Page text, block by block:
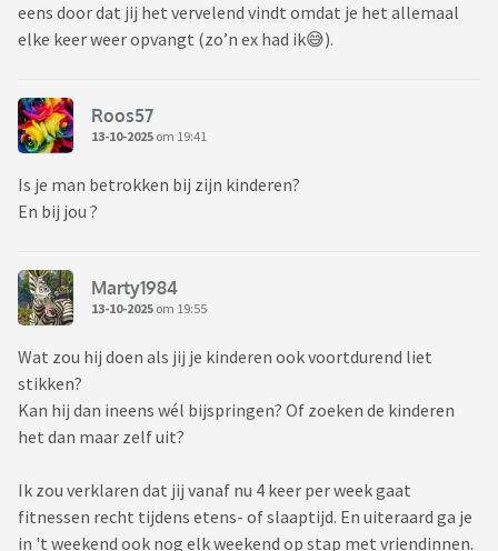
eens door dat jij het vervelend vindt omdat je het allemaal
elke keer weer opvangt (zo’n ex had ik😅).
Roos57
13-10-2025 om 19:41
Is je man betrokken bij zijn kinderen?
En bij jou ?
Marty1984
13-10-2025 om 19:55
Wat zou hij doen als jij je kinderen ook voortdurend liet
stikken?
Kan hij dan ineens wél bijspringen? Of zoeken de kinderen
het dan maar zelf uit?
Ik zou verklaren dat jij vanaf nu 4 keer per week gaat
fitnessen recht tijdens etens- of slaaptijd. En uiteraard ga je
in 't weekend ook nog elk weekend op stap met vriendinnen.